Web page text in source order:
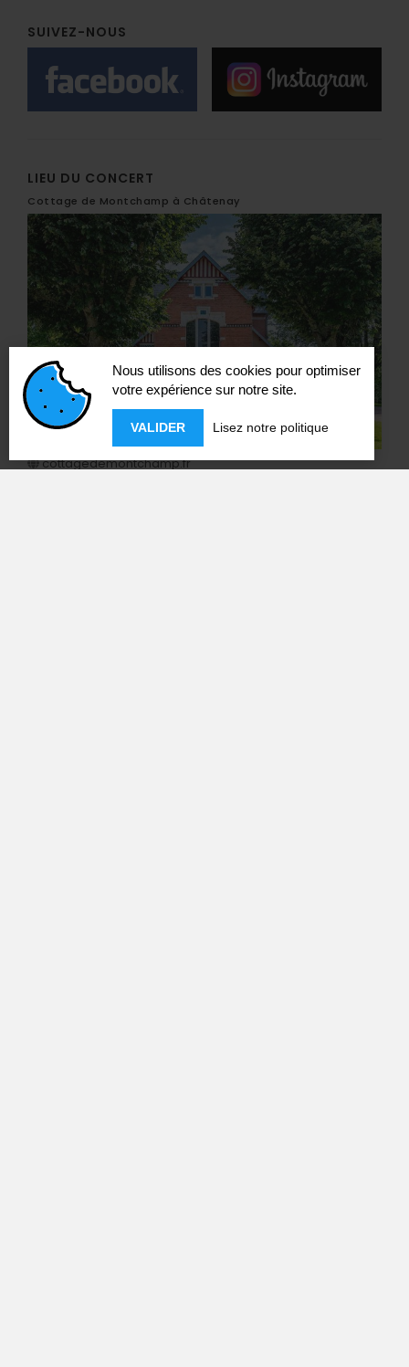
Nous utilisons des cookies pour optimiser
votre expérience sur notre site.
VALIDER Lisez notre politique
SUIVEZ-NOUS
LIEU DU CONCERT
Cottage de Montchamp à Châtenay
cottagedemontchamp.fr